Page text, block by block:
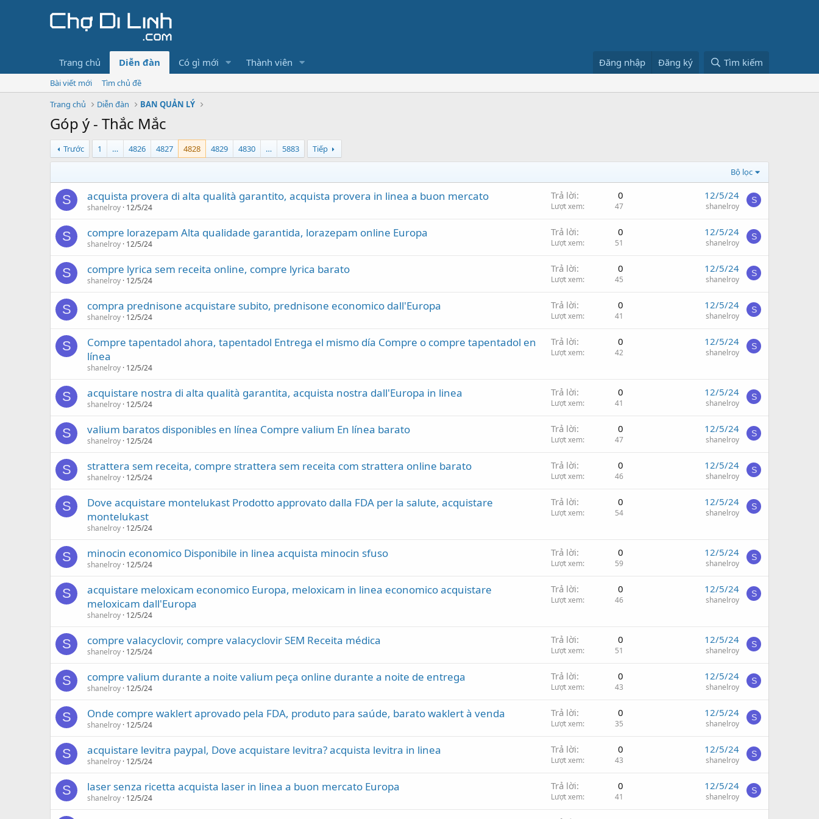
Trang chủ Diễn đàn Có gì mới Thành viên Đăng nhập Đăng ký Tìm kiếm
Bài viết mới
Tìm chủ đề
Trang chủ
Diễn đàn BAN QUẢN LÝ
Góp ý - Thắc Mắc
Trước 1 … 4826 4827 4828 4829 4830 … 5883 Tiếp
Bộ lọc
S acquista provera di alta qualità garantito, acquista provera in linea a buon mercato
shanelroy 12/5/24
Trả lời 0
Lượt xem 47
12/5/24
shanelroy
S
S compre lorazepam Alta qualidade garantida, lorazepam online Europa
shanelroy 12/5/24
Trả lời 0
Lượt xem 51
12/5/24
shanelroy
S
S compre lyrica sem receita online, compre lyrica barato
shanelroy 12/5/24
Trả lời 0
Lượt xem 45
12/5/24
shanelroy
S
S compra prednisone acquistare subito, prednisone economico dall'Europa
shanelroy 12/5/24
Trả lời 0
Lượt xem 41
12/5/24
shanelroy
S
S
Compre tapentadol ahora, tapentadol Entrega el mismo día Compre o compre tapentadol en
línea
shanelroy 12/5/24
Trả lời 0
Lượt xem 42
12/5/24
shanelroy
S
S acquistare nostra di alta qualità garantita, acquista nostra dall'Europa in linea
shanelroy 12/5/24
Trả lời 0
Lượt xem 41
12/5/24
shanelroy
S
S valium baratos disponibles en línea Compre valium En línea barato
shanelroy 12/5/24
Trả lời 0
Lượt xem 47
12/5/24
shanelroy
S
S strattera sem receita, compre strattera sem receita com strattera online barato
shanelroy 12/5/24
Trả lời 0
Lượt xem 46
12/5/24
shanelroy
S
S
Dove acquistare montelukast Prodotto approvato dalla FDA per la salute, acquistare
montelukast
shanelroy 12/5/24
Trả lời 0
Lượt xem 54
12/5/24
shanelroy
S
S minocin economico Disponibile in linea acquista minocin sfuso
shanelroy 12/5/24
Trả lời 0
Lượt xem 59
12/5/24
shanelroy
S
S
acquistare meloxicam economico Europa, meloxicam in linea economico acquistare
meloxicam dall'Europa
shanelroy 12/5/24
Trả lời 0
Lượt xem 46
12/5/24
shanelroy
S
S compre valacyclovir, compre valacyclovir SEM Receita médica
shanelroy 12/5/24
Trả lời 0
Lượt xem 51
12/5/24
shanelroy
S
S compre valium durante a noite valium peça online durante a noite de entrega
shanelroy 12/5/24
Trả lời 0
Lượt xem 43
12/5/24
shanelroy
S
S Onde compre waklert aprovado pela FDA, produto para saúde, barato waklert à venda
shanelroy 12/5/24
Trả lời 0
Lượt xem 35
12/5/24
shanelroy
S
S acquistare levitra paypal, Dove acquistare levitra? acquista levitra in linea
shanelroy 12/5/24
Trả lời 0
Lượt xem 43
12/5/24
shanelroy
S
S laser senza ricetta acquista laser in linea a buon mercato Europa
shanelroy 12/5/24
Trả lời 0
Lượt xem 41
12/5/24
shanelroy
S